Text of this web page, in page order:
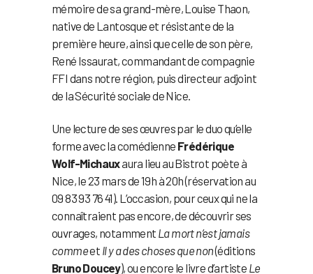
mémoire de sa grand-mère, Louise Thaon,
native de Lantosque et résistante de la
première heure, ainsi que celle de son père,
René Issaurat, commandant de compagnie
FFI dans notre région, puis directeur adjoint
de la Sécurité sociale de Nice.
Une lecture de ses œuvres par le duo qu’elle
forme avec la comédienne Frédérique
Wolf-Michauxaura lieu au Bistrot poète à
Nice, le 23 mars de 19h à 20h (réservation au
09 83 93 76 41). L’occasion, pour ceux qui ne la
connaîtraient pas encore, de découvrir ses
ouvrages, notamment La mort n’est jamais
commeet Il y a des choses que non(éditions
Bruno Doucey), ou encore le livre d’artiste Le